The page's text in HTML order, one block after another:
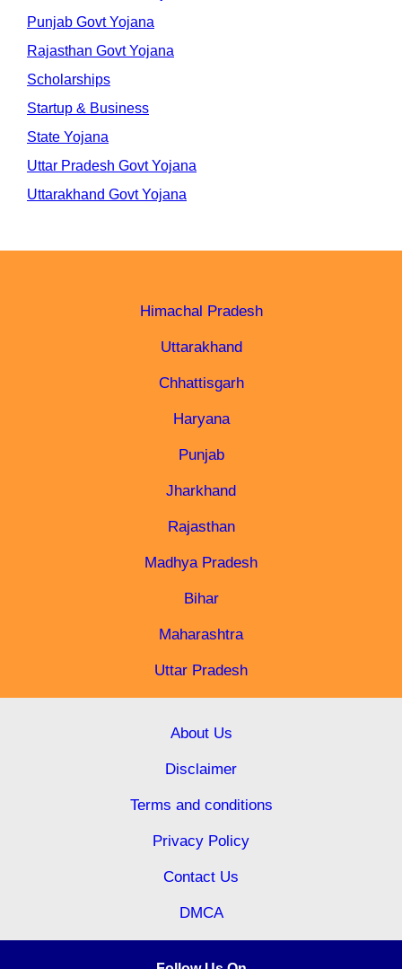
Punjab Govt Yojana
Rajasthan Govt Yojana
Scholarships
Startup & Business
State Yojana
Uttar Pradesh Govt Yojana
Uttarakhand Govt Yojana
Himachal Pradesh
Uttarakhand
Chhattisgarh
Haryana
Punjab
Jharkhand
Rajasthan
Madhya Pradesh
Bihar
Maharashtra
Uttar Pradesh
About Us
Disclaimer
Terms and conditions
Privacy Policy
Contact Us
DMCA